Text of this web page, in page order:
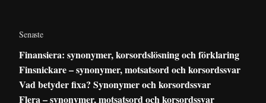
Senaste
Finansiera: synonymer, korsordslösning och förklaring
Finsnickare – synonymer, motsatsord och korsordssvar
Vad betyder fixa? Synonymer och korsordssvar
Flera – synonymer, motsatsord och korsordssvar